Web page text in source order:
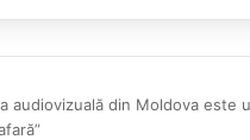
audiovizuală din Moldova